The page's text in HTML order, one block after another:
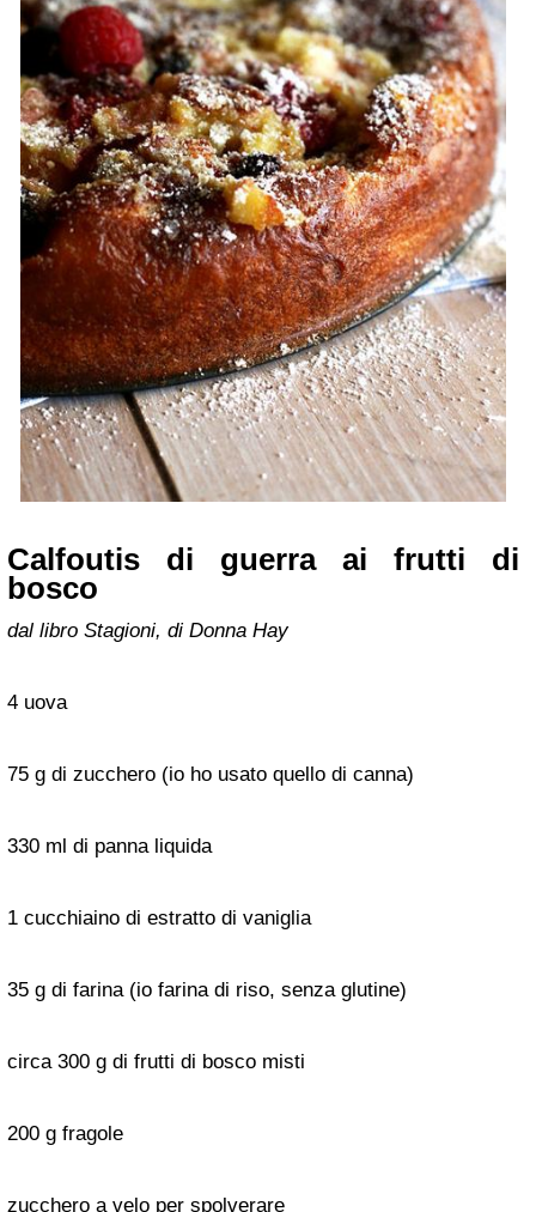
Calfoutis di guerra ai frutti di
bosco
dal libro Stagioni, di Donna Hay
4 uova
75 g di zucchero (io ho usato quello di canna)
330 ml di panna liquida
1 cucchiaino di estratto di vaniglia
35 g di farina (io farina di riso, senza glutine)
circa 300 g di frutti di bosco misti
200 g fragole
zucchero a velo per spolverare